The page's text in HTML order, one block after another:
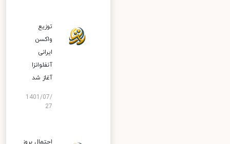
توزیع
واکسن
ایرانی
آنفلوانزا
آغاز شد
1401/07/
27
احتمال بروز